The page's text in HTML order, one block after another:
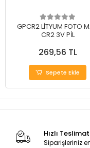
GPCR2 LİTYUM FOTO
CR2 3V PİL
269,56 TL
Sepete Ekle
Hızlı Teslimat
Siparişleriniz